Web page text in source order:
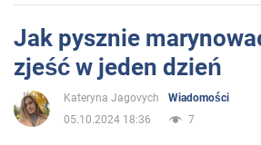
Sport
Rozrywka
Jak pysznie
zjeść w jeden dzień
Kateryna Jagovych
Wiadomości
05.10.2024 18:36
7